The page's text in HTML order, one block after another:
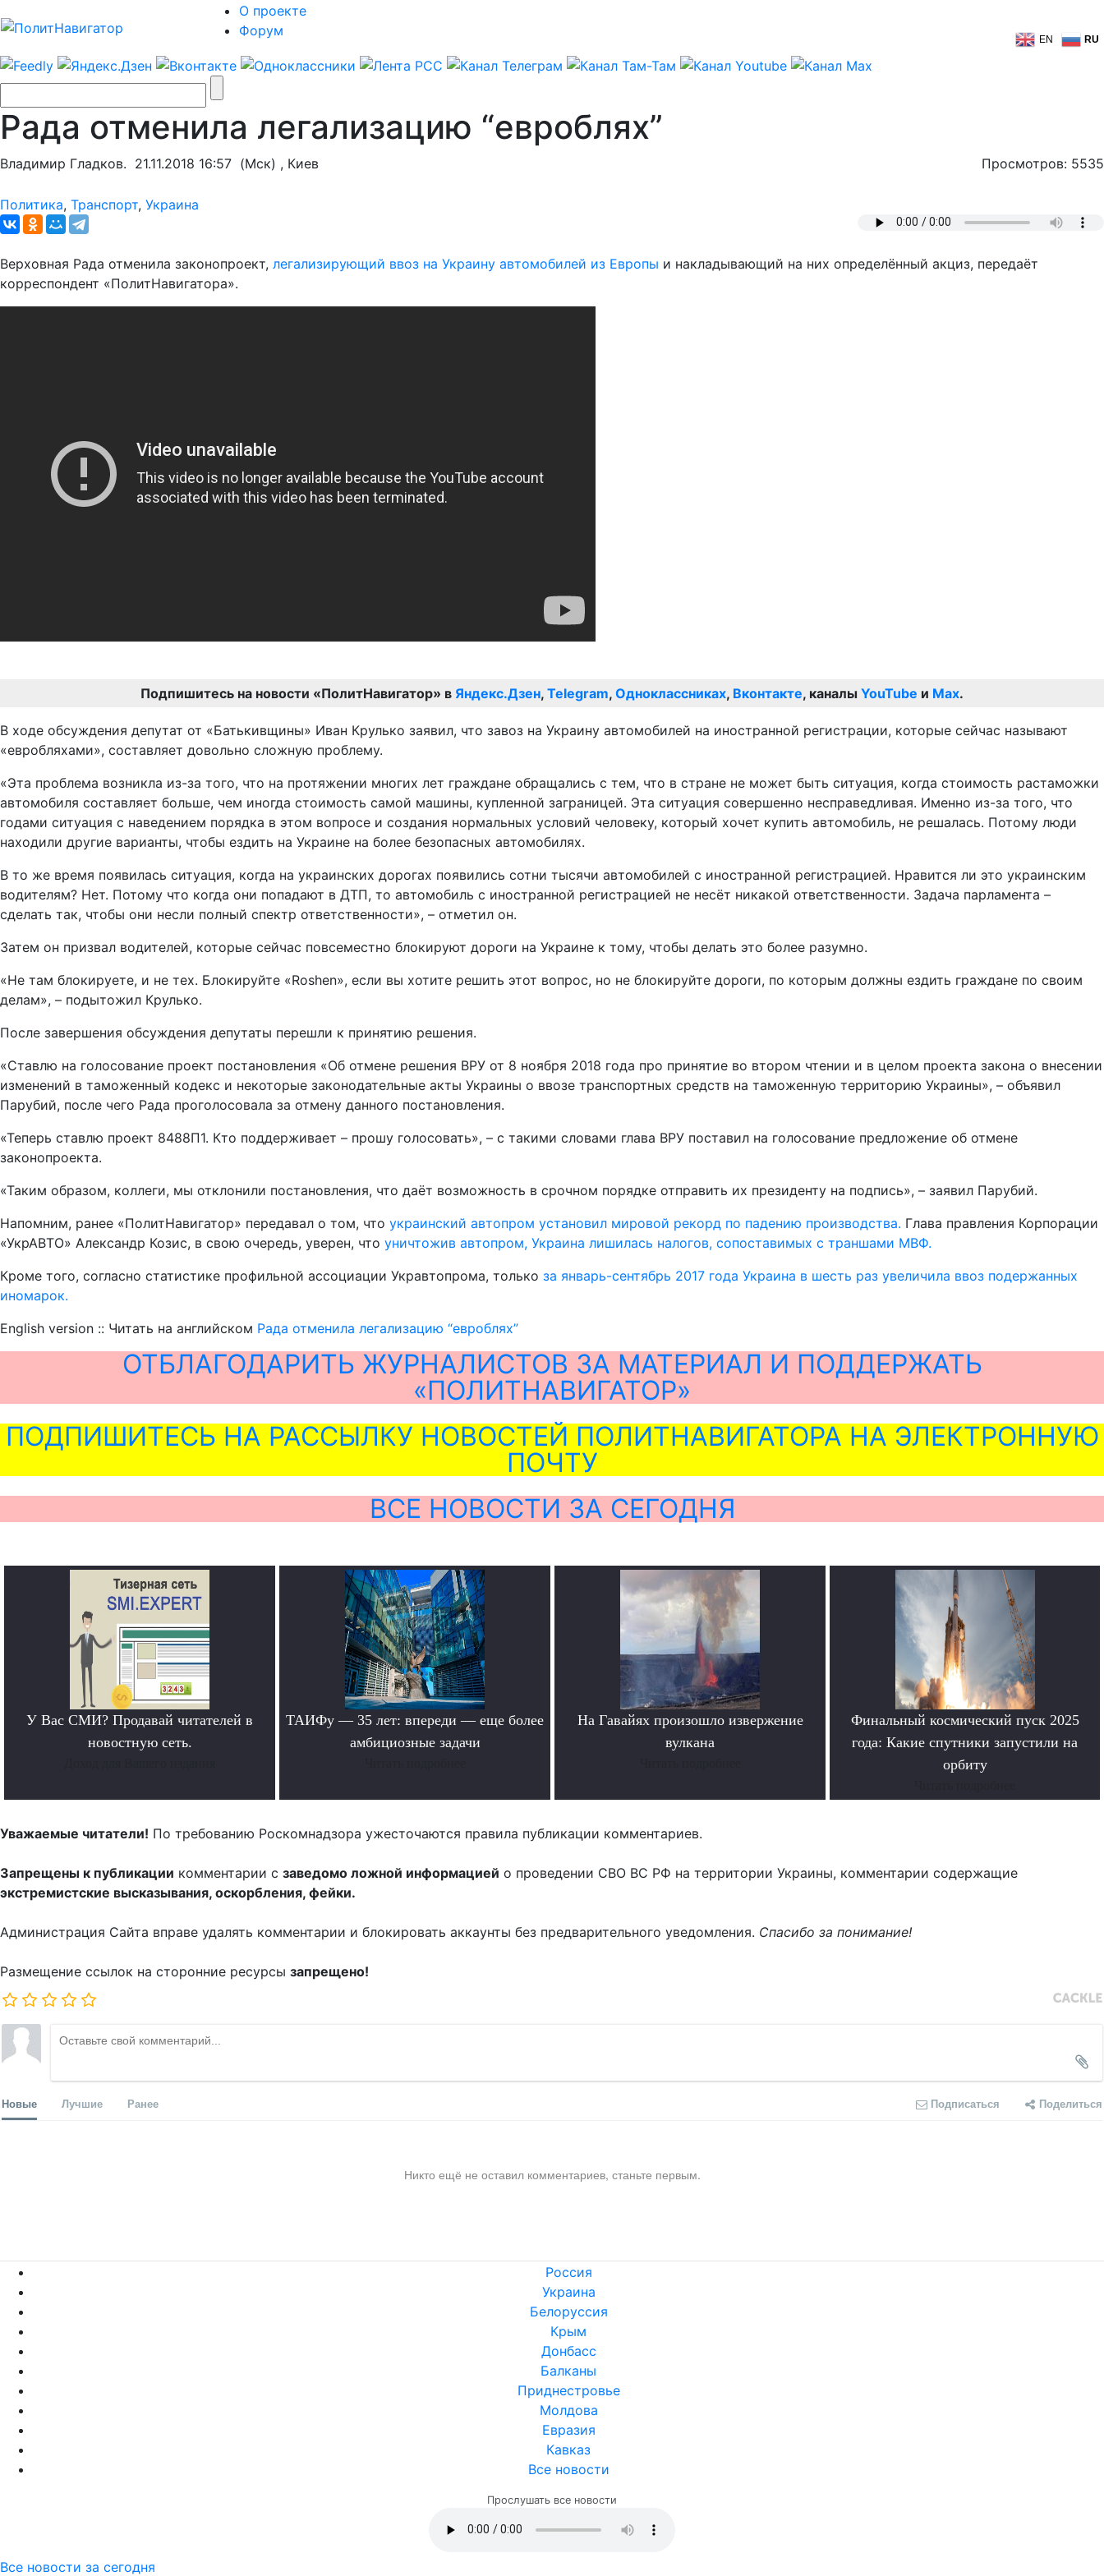
О проекте
Форум
EN RU
Рада отменила легализацию “евроблях”
Владимир Гладков. 21.11.2018 16:57 (Мск) , Киев Просмотров: 5535
Политика, Транспорт, Украина
Верховная Рада отменила законопроект, легализирующий ввоз на Украину автомобилей из Европы и накладывающий на них определённый акциз, передаёт
корреспондент «ПолитНавигатора».
Подпишитесь на новости «ПолитНавигатор» в Яндекс.Дзен, Telegram, Одноклассниках, Вконтакте, каналы YouTube и Max.
В ходе обсуждения депутат от «Батькивщины» Иван Крулько заявил, что завоз на Украину автомобилей на иностранной регистрации, которые сейчас называют
«евробляхами», составляет довольно сложную проблему.
«Эта проблема возникла из-за того, что на протяжении многих лет граждане обращались с тем, что в стране не может быть ситуация, когда стоимость растаможки
автомобиля составляет больше, чем иногда стоимость самой машины, купленной заграницей. Эта ситуация совершенно несправедливая. Именно из-за того, что
годами ситуация с наведением порядка в этом вопросе и создания нормальных условий человеку, который хочет купить автомобиль, не решалась. Потому люди
находили другие варианты, чтобы ездить на Украине на более безопасных автомобилях.
В то же время появилась ситуация, когда на украинских дорогах появились сотни тысячи автомобилей с иностранной регистрацией. Нравится ли это украинским
водителям? Нет. Потому что когда они попадают в ДТП, то автомобиль с иностранной регистрацией не несёт никакой ответственности. Задача парламента –
сделать так, чтобы они несли полный спектр ответственности», – отметил он.
Затем он призвал водителей, которые сейчас повсеместно блокируют дороги на Украине к тому, чтобы делать это более разумно.
«Не там блокируете, и не тех. Блокируйте «Roshen», если вы хотите решить этот вопрос, но не блокируйте дороги, по которым должны ездить граждане по своим
делам», – подытожил Крулько.
После завершения обсуждения депутаты перешли к принятию решения.
«Ставлю на голосование проект постановления «Об отмене решения ВРУ от 8 ноября 2018 года про принятие во втором чтении и в целом проекта закона о внесении
изменений в таможенный кодекс и некоторые законодательные акты Украины о ввозе транспортных средств на таможенную территорию Украины», – объявил
Парубий, после чего Рада проголосовала за отмену данного постановления.
«Теперь ставлю проект 8488П1. Кто поддерживает – прошу голосовать», – с такими словами глава ВРУ поставил на голосование предложение об отмене
законопроекта.
«Таким образом, коллеги, мы отклонили постановления, что даёт возможность в срочном порядке отправить их президенту на подпись», – заявил Парубий.
Напомним, ранее «ПолитНавигатор» передавал о том, что украинский автопром установил мировой рекорд по падению производства. Глава правления Корпорации
«УкрАВТО» Александр Козис, в свою очередь, уверен, что уничтожив автопром, Украина лишилась налогов, сопоставимых с траншами МВФ.
Кроме того, согласно статистике профильной ассоциации Укравтопрома, только за январь-сентябрь 2017 года Украина в шесть раз увеличила ввоз подержанных
иномарок.
English version :: Читать на английском Рада отменила легализацию “евроблях”
ОТБЛАГОДАРИТЬ ЖУРНАЛИСТОВ ЗА МАТЕРИАЛ И ПОДДЕРЖАТЬ
«ПОЛИТНАВИГАТОР»
ПОДПИШИТЕСЬ НА РАССЫЛКУ НОВОСТЕЙ ПОЛИТНАВИГАТОРА НА ЭЛЕКТРОННУЮ
ПОЧТУ
ВСЕ НОВОСТИ ЗА СЕГОДНЯ
У Вас СМИ? Продавай читателей в
новостную сеть.
ТАИФу — 35 лет: впереди — еще более
амбициозные задачи
На Гавайях произошло извержение
вулкана
Финальный космический пуск 2025
года: Какие спутники запустили на
орбиту
Уважаемые читатели! По требованию Роскомнадзора ужесточаются правила публикации комментариев.
Запрещены к публикации комментарии с заведомо ложной информацией о проведении СВО ВС РФ на территории Украины, комментарии содержащие
экстремистские высказывания, оскорбления, фейки.
Администрация Сайта вправе удалять комментарии и блокировать аккаунты без предварительного уведомления. Спасибо за понимание!
Размещение ссылок на сторонние ресурсы запрещено!
Новые Лучшие Ранее Подписаться Поделиться
Никто ещё не оставил комментариев, станьте первым.
Россия
Украина
Белоруссия
Крым
Донбасс
Балканы
Приднестровье
Молдова
Евразия
Кавказ
Все новости
Прослушать все новости
Все новости за сегодня